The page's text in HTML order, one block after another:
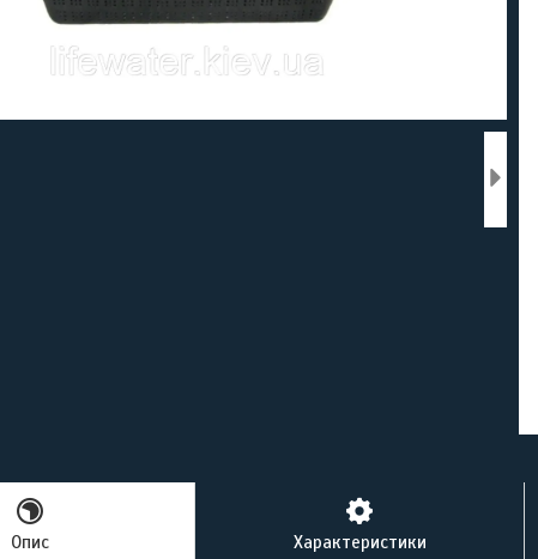
Опис Характеристики